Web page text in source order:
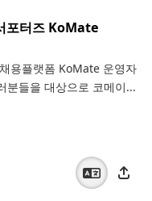
포터즈 KoMate
용플랫폼 KoMate 운영자
분들을 대상으로 코메이...